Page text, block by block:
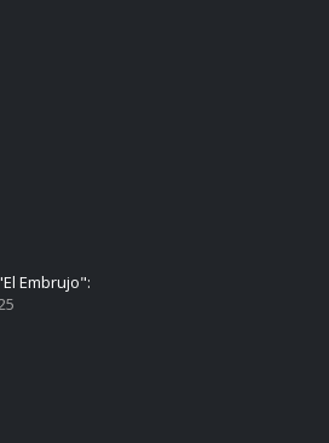
Embrujo":